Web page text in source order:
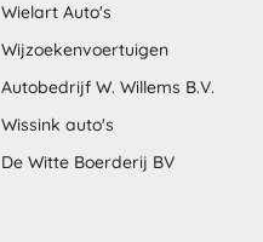
Wielart Auto's
Wijzoekenvoertuigen
Autobedrijf W. Willems B.V.
Wissink auto's
De Witte Boerderij BV